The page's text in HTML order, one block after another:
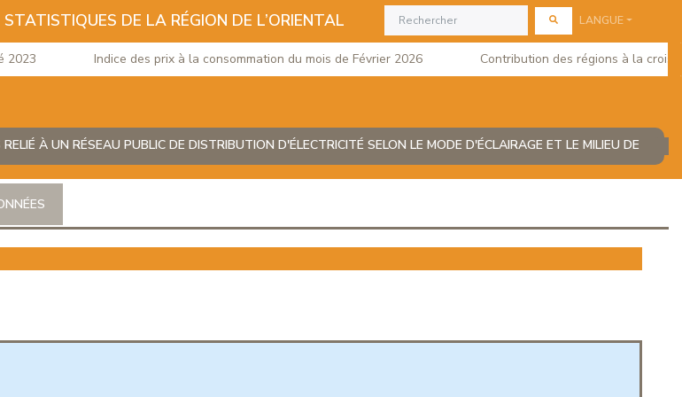
DE LA RÉGION DE L’ORIENTAL LANGUE
Indice des prix à la consommation du mois de Février 2026 Contribution des régions à la
À UN RÉSEAU PUBLIC DE DISTRIBUTION D'ÉLECTRICITÉ SELON LE MODE D'ÉCLAIRAGE ET LE MILIEU DE